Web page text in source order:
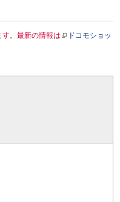
。最新の情報は
ドコモショッ